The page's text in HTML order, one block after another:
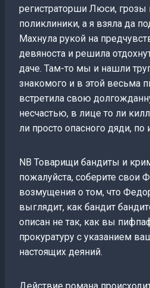
регистраторши Люси, грозы
поликлиники, а я взяла да
Махнула рукой на
девяноста и решила
даче. Там-то мы и нашли
знакомого и в этой весьма
встретила свою
несчастью, в лице то ли
ли просто опасного дяди,
NB Товарищи бандиты и
пожалуйста, соберите свои
возмущения о том, что
выглядит, как бандит
описан не так, как вы
прокуратуру с указанием
настоящих деяний.